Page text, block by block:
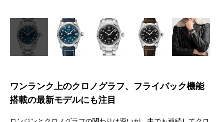
ワンランク上のクロノグラフ、 フライバック機能
搭載の最新モデルにも注目